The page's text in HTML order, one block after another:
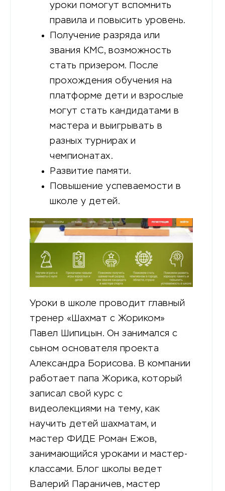
уроки помогут вспомнить
правила и повысить уровень.
Получение разряда или
звания КМС, возможность
стать призером. После
прохождения обучения на
платформе дети и взрослые
могут стать кандидатами в
мастера и выигрывать в
разных турнирах и
чемпионатах.
Развитие памяти.
Повышение успеваемости в
школе у детей.
Уроки в школе проводит главный
тренер «Шахмат с Жориком»
Павел Шипицын. Он занимался с
сыном основателя проекта
Александра Борисова. В компании
работает папа Жорика, который
записал свой курс с
видеолекциями на тему, как
научить детей шахматам, и
мастер ФИДЕ Роман Ежов,
занимающийся уроками и мастер-
классами. Блог школы ведет
Валерий Параничев, мастер